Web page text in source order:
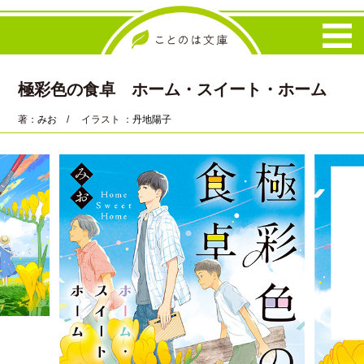
極彩色の食卓 ホーム・スイート・ホーム
著：みお / イラスト ：丹地陽子